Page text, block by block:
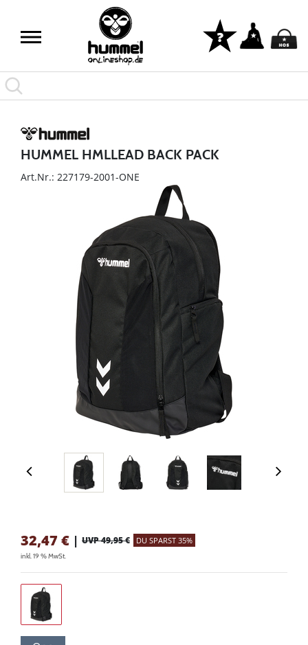
HUMMEL HMLLEAD BACK PACK
Art.Nr.: 227179-2001-ONE
32,47 € | UVP 49,95 € DU SPARST 35%
inkl. 19 % MwSt.